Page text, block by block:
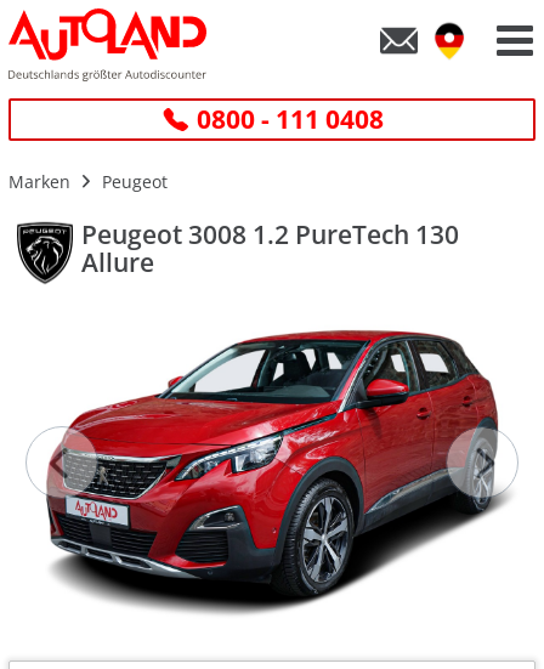
0800 - 111 0408
Marken Peugeot
Peugeot 3008 1.2 PureTech 130
Allure